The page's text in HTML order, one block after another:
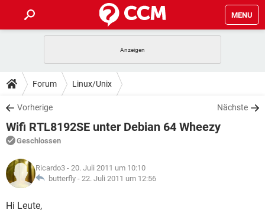
MENU
ANDROID
WINDOWS 10
WHATSAPP TIKTOK
FACEBOOK
TIPPS & TRICKS
SPIELE
WINDOWS 10
WHATSAPP
FACEBOOK HARDWARE
DOWNLOADS
SPIELE STREAMING
ANDROID
WINDOWS 10 INSTAGRAM
WHATSAPP
FACEBOOK
FORUM
SPIELE
ANDROID IOS
LEXIKON
SPIELE
ANDROID
Forum Linux/Unix
Vorherige Nächste
Wifi RTL8192SE unter Debian 64 Wheezy
Geschlossen
Ricardo3 - 20. Juli 2011 um 10:10
butterfly - 22. Juli 2011 um 12:56
Hi Leute,